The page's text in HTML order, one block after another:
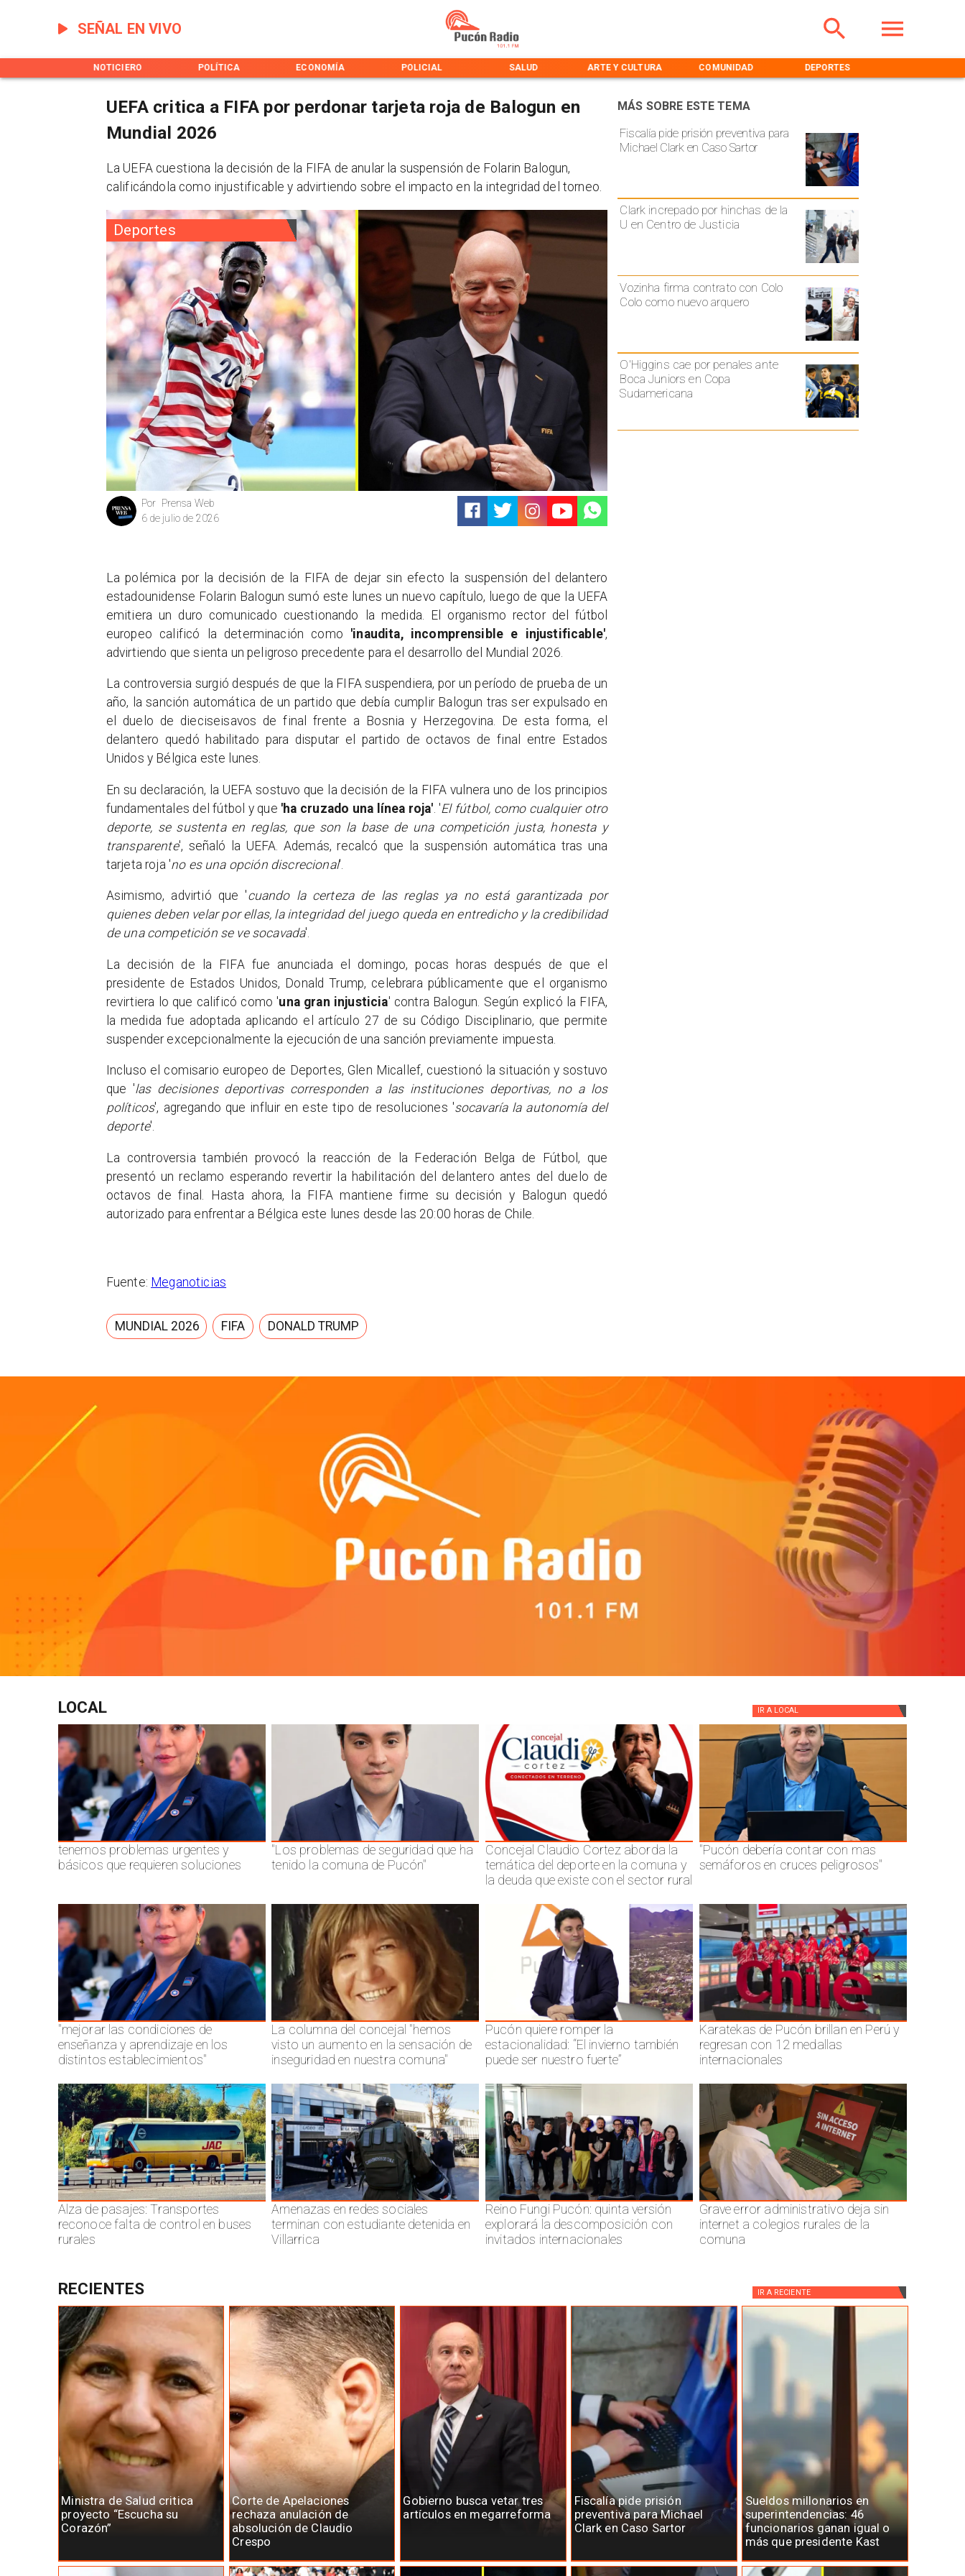
SEÑAL EN VIVO
NOTICIERO POLÍTICA ECONOMÍA POLICIAL SALUD ARTE Y CULTURA COMUNIDAD DEPORTES
Deportes
Prensa Web
Por
6 de julio de 2026
Fiscalía pide prisión preventiva para
Michael Clark en Caso Sartor
Clark increpado por hinchas de la
U en Centro de Justicia
Vozinha firma contrato con Colo
Colo como nuevo arquero
O'Higgins cae por penales ante
Boca Juniors en Copa
Sudamericana
MÁS SOBRE ESTE TEMA
UEFA critica a FIFA por perdonar tarjeta roja de Balogun en
Mundial 2026
La UEFA cuestiona la decisión de la FIFA de anular la suspensión de Folarin Balogun,
calificándola como injustificable y advirtiendo sobre el impacto en la integridad del torneo.
La polémica por la decisión de la FIFA de dejar sin efecto la suspensión del delantero
estadounidense Folarin Balogun sumó este lunes un nuevo capítulo, luego de que la UEFA
emitiera un duro comunicado cuestionando la medida. El organismo rector del fútbol
europeo calificó la determinación como 'inaudita, incomprensible e injustificable',
advirtiendo que sienta un peligroso precedente para el desarrollo del Mundial 2026.
La controversia surgió después de que la FIFA suspendiera, por un período de prueba de un
año, la sanción automática de un partido que debía cumplir Balogun tras ser expulsado en
el duelo de dieciseisavos de final frente a Bosnia y Herzegovina. De esta forma, el
delantero quedó habilitado para disputar el partido de octavos de final entre Estados
Unidos y Bélgica este lunes.
En su declaración, la UEFA sostuvo que la decisión de la FIFA vulnera uno de los principios
fundamentales del fútbol y que 'ha cruzado una línea roja' . 'El fútbol, como cualquier otro
deporte, se sustenta en reglas, que son la base de una competición justa, honesta y
transparente', señaló la UEFA. Además, recalcó que la suspensión automática tras una
tarjeta roja 'no es una opción discrecional'.
Asimismo, advirtió que 'cuando la certeza de las reglas ya no está garantizada por
quienes deben velar por ellas, la integridad del juego queda en entredicho y la credibilidad
de una competición se ve socavada'.
La decisión de la FIFA fue anunciada el domingo, pocas horas después de que el
presidente de Estados Unidos, Donald Trump, celebrara públicamente que el organismo
revirtiera lo que calificó como 'una gran injusticia' contra Balogun. Según explicó la FIFA,
la medida fue adoptada aplicando el artículo 27 de su Código Disciplinario, que permite
suspender excepcionalmente la ejecución de una sanción previamente impuesta.
Incluso el comisario europeo de Deportes, Glen Micallef, cuestionó la situación y sostuvo
que 'las decisiones deportivas corresponden a las instituciones deportivas, no a los
políticos', agregando que influir en este tipo de resoluciones 'socavaría la autonomía del
deporte'.
La controversia también provocó la reacción de la Federación Belga de Fútbol, que
presentó un reclamo esperando revertir la habilitación del delantero antes del duelo de
octavos de final. Hasta ahora, la FIFA mantiene firme su decisión y Balogun quedó
autorizado para enfrentar a Bélgica este lunes desde las 20:00 horas de Chile.
Fuente: Meganoticias
MUNDIAL 2026 FIFA DONALD TRUMP
LOCAL IR A LOCAL
tenemos problemas urgentes y
básicos que requieren soluciones
"Los problemas de seguridad que ha
tenido la comuna de Pucón"
Concejal Claudio Cortez aborda la
temática del deporte en la comuna y
la deuda que existe con el sector rural
"Pucón debería contar con mas
semáforos en cruces peligrosos"
"mejorar las condiciones de
enseñanza y aprendizaje en los
distintos establecimientos"
La columna del concejal "hemos
visto un aumento en la sensación de
inseguridad en nuestra comuna"
Pucón quiere romper la
estacionalidad: “El invierno también
puede ser nuestro fuerte”
Karatekas de Pucón brillan en Perú y
regresan con 12 medallas
internacionales
Alza de pasajes: Transportes
reconoce falta de control en buses
rurales
Amenazas en redes sociales
terminan con estudiante detenida en
Villarrica
Reino Fungi Pucón: quinta versión
explorará la descomposición con
invitados internacionales
Grave error administrativo deja sin
internet a colegios rurales de la
comuna
Ministra de Salud critica
proyecto “Escucha su
Corazón”
Corte de Apelaciones
rechaza anulación de
absolución de Claudio
Crespo
Gobierno busca vetar tres
artículos en megarreforma
Fiscalía pide prisión
preventiva para Michael
Clark en Caso Sartor
Sueldos millonarios en
superintendencias: 46
funcionarios ganan igual o
más que presidente Kast
RECIENTES IR A RECIENTE